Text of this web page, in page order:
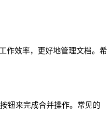
作效率，更好地管理文档。希
钮来完成合并操作。常见的